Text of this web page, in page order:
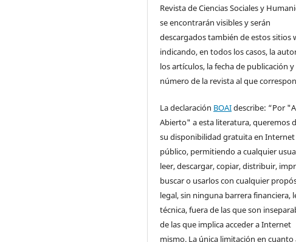
Revista de Ciencias Sociales y
se encontrarán visibles y serán
descargados también de estos sitios
indicando, en todos los casos, la
los artículos, la fecha de publicación y
número de la revista al que
La declaración BOAIdescribe: “Por
Abierto" a esta literatura, queremos
su disponibilidad gratuita en Internet
público, permitiendo a cualquier
leer, descargar, copiar, distribuir,
buscar o usarlos con cualquier
legal, sin ninguna barrera financiera,
técnica, fuera de las que son
de las que implica acceder a Internet
mismo. La única limitación en cuanto